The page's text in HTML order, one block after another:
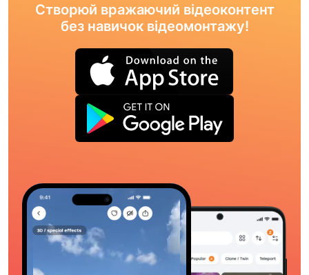
Створюй вражаючий відеоконтент
без навичок відеомонтажу!